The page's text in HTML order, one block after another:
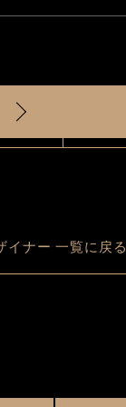
イナー 一覧に戻る